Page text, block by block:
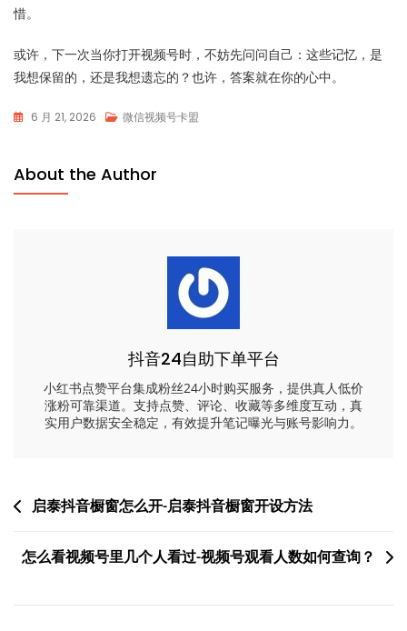
惜。
或许，下一次当你打开视频号时，不妨先问问自己：这些记忆，是
我想保留的，还是我想遗忘的？也许，答案就在你的心中。
6 月 21, 2026 微信视频号卡盟
About the Author
抖音24自助下单平台
小红书点赞平台集成粉丝24小时购买服务，提供真人低价
涨粉可靠渠道。支持点赞、评论、收藏等多维度互动，真
实用户数据安全稳定，有效提升笔记曝光与账号影响力。
文
导
启泰抖音橱窗怎么开-启泰抖音橱窗开设方法
怎么看视频号里几个人看过-视频号观看人数如何查询？